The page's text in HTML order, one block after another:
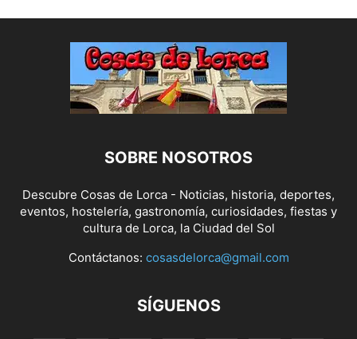
SOBRE NOSOTROS
Descubre Cosas de Lorca - Noticias, historia, deportes,
eventos, hostelería, gastronomía, curiosidades, fiestas y
cultura de Lorca, la Ciudad del Sol
Contáctanos: cosasdelorca@gmail.com
SÍGUENOS